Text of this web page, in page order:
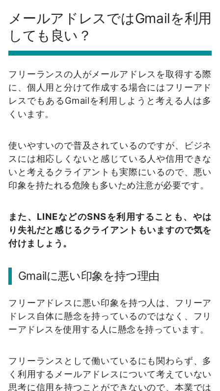
メールアドレスではGmailを利用
しても良い？
フリーランスの人がメールアドレスを取得する際
に、個人用と分けて作成する場合にはフリーアド
レスでもあるGmailを利用しようと考える人は多
くいます。
使いやすいので普及されているのですが、ビジネ
スには相応しくないと感じている人や信用できな
いと考えるクライアントも実際にいるので、悪い
印象を持たれる危険も多いため注意が必要です。
また、LINEなどのSNSを利用することも、やは
り失礼だと感じるクライアントもいますので気を
付けましょう。
Gmailに悪い印象を持つ理由
フリーアドレスに悪い印象を持つ人は、フリーア
ドレス自体に懸念を持っているのではなく、フリ
ーアドレスを使用する人に懸念を持っています。
フリーランスとして働いているにも関わらず、多
く利用するメールアドレスについて考えていない
思考に信用を持つことができないので、本業では